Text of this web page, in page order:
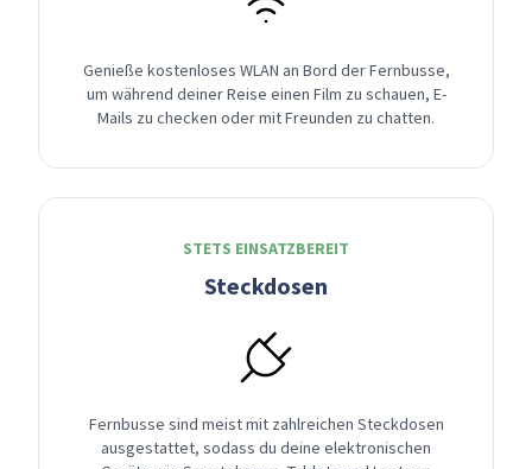
Genieße kostenloses WLAN an Bord der Fernbusse,
um während deiner Reise einen Film zu schauen, E-
Mails zu checken oder mit Freunden zu chatten.
STETS EINSATZBEREIT
Steckdosen
Fernbusse sind meist mit zahlreichen Steckdosen
ausgestattet, sodass du deine elektronischen